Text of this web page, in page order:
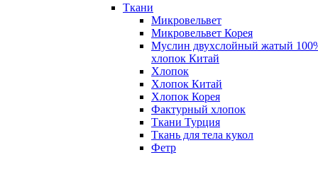
Ткани
Микровельвет
Микровельвет Корея
Муслин двухслойный жатый
хлопок Китай
Хлопок
Хлопок Китай
Хлопок Корея
Фактурный хлопок
Ткани Турция
Ткань для тела кукол
Фетр